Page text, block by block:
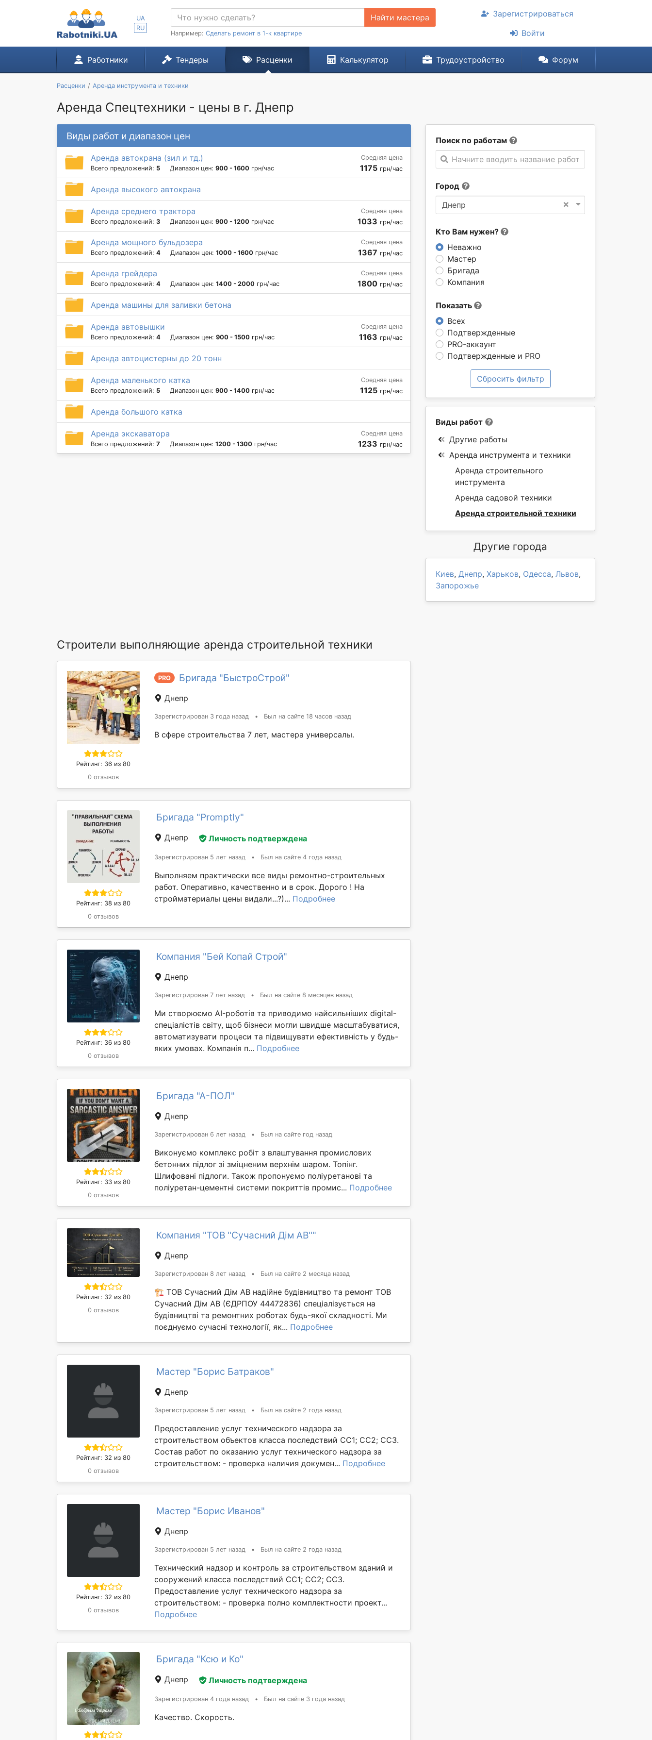
UA
RU
Найти мастера
Например: Сделать ремонт в 1-к квартире
Зарегистрироваться
Войти
Работники Тендеры Расценки Калькулятор Трудоустройство Форум
Расценки Аренда инструмента и техники
Аренда Спецтехники - цены в г. Днепр
Поиск по работам
Начните вводить название работы
Город
×
Днепр
Кто Вам нужен?
Неважно
Мастер
Бригада
Компания
Показать
Всех
Подтвержденные
PRO-аккаунт
Подтвержденные и PRO
Сбросить фильтр
Виды работ и диапазон цен
Аренда автокрана (зил и тд.)
Всего предложений: 5 Диапазон цен: 900 - 1600 грн/час
Средняя цена
1175 грн/час
Аренда высокого автокрана
Аренда среднего трактора
Всего предложений: 3 Диапазон цен: 900 - 1200 грн/час
Средняя цена
1033 грн/час
Аренда мощного бульдозера
Всего предложений: 4 Диапазон цен: 1000 - 1600 грн/час
Средняя цена
1367 грн/час
Аренда грейдера
Всего предложений: 4 Диапазон цен: 1400 - 2000 грн/час
Средняя цена
1800 грн/час
Аренда машины для заливки бетона
Аренда автовышки
Всего предложений: 4 Диапазон цен: 900 - 1500 грн/час
Средняя цена
1163 грн/час
Аренда автоцистерны до 20 тонн
Аренда маленького катка
Всего предложений: 5 Диапазон цен: 900 - 1400 грн/час
Средняя цена
1125 грн/час
Аренда большого катка
Аренда экскаватора
Всего предложений: 7 Диапазон цен: 1200 - 1300 грн/час
Средняя цена
1233 грн/час
Строители выполняющие аренда строительной техники
Рейтинг: 36 из 80
0 отзывов
PRO Бригада "БыстроСтрой"
Днепр
Зарегистрирован 3 года назад • Был на сайте 18 часов назад
В сфере строительства 7 лет, мастера универсалы.
Рейтинг: 38 из 80
0 отзывов
Бригада "Promptly"
Днепр Личность подтверждена
Зарегистрирован 5 лет назад • Был на сайте 4 года назад
Выполняем практически все виды ремонтно-строительных
работ. Оперативно, качественно и в срок. Дорого ! На
стройматериалы цены видали...?)... Подробнее
Рейтинг: 36 из 80
0 отзывов
Компания "Бей Копай Строй"
Днепр
Зарегистрирован 7 лет назад • Был на сайте 8 месяцев назад
Ми створюємо AI-роботів та приводимо найсильніших digital-
спеціалістів світу, щоб бізнеси могли швидше масштабуватися,
автоматизувати процеси та підвищувати ефективність у будь-
яких умовах. Компанія п... Подробнее
Рейтинг: 33 из 80
0 отзывов
Бригада "А-ПОЛ"
Днепр
Зарегистрирован 6 лет назад • Был на сайте год назад
Виконуємо комплекс робіт з влаштування промислових
бетонних підлог зі зміцненим верхнім шаром. Топінг.
Шлифовані підлоги. Також пропонуємо поліуретанові та
поліуретан-цементні системи покриттів промис... Подробнее
Рейтинг: 32 из 80
0 отзывов
Компания "ТОВ ''Сучасний Дім АВ''"
Днепр
Зарегистрирован 8 лет назад • Был на сайте 2 месяца назад
🏗️ ТОВ Сучасний Дім АВ надійне будівництво та ремонт ТОВ
Сучасний Дім АВ (ЄДРПОУ 44472836) спеціалізується на
будівництві та ремонтних роботах будь-якої складності. Ми
поєднуємо сучасні технології, як... Подробнее
Рейтинг: 32 из 80
0 отзывов
Мастер "Борис Батраков"
Днепр
Зарегистрирован 5 лет назад • Был на сайте 2 года назад
Предоставление услуг технического надзора за
строительством объектов класса последствий СС1; СС2; СС3.
Состав работ по оказанию услуг технического надзора за
строительством: - проверка наличия докумен... Подробнее
Рейтинг: 32 из 80
0 отзывов
Мастер "Борис Иванов"
Днепр
Зарегистрирован 5 лет назад • Был на сайте 2 года назад
Технический надзор и контроль за строительством зданий и
сооружений класса последствий СС1; СС2; СС3.
Предоставление услуг технического надзора за
строительством: - проверка полно комплектности проект...
Подробнее
Бригада "Ксю и Ко"
Днепр Личность подтверждена
Зарегистрирован 4 года назад • Был на сайте 3 года назад
Качество. Скорость.
Виды работ
Другие работы
Аренда инструмента и техники
Аренда строительного
инструмента
Аренда садовой техники
Аренда строительной техники
Другие города
Киев, Днепр, Харьков, Одесса, Львов,
Запорожье